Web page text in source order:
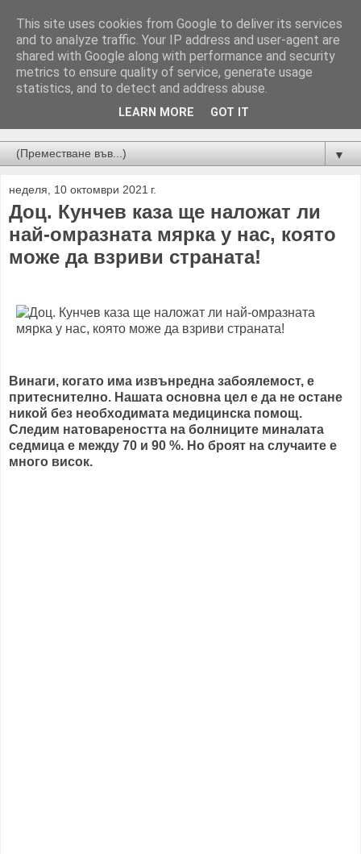
Новини от Бургас, страната и света!
▼
неделя, 10 октомври 2021 г.
Доц. Кунчев каза ще наложат ли
най-омразната мярка у нас, която
може да взриви страната!
Винаги, когато има извънредна забоялемост, е
притеснително. Нашата основна цел е да не остане
никой без необходимата медицинска помощ.
Следим натовареността на болниците миналата
седмица е между 70 и 90 %. Но броят на случаите е
много висок.
This site uses cookies from Google to deliver its services
and to analyze traffic. Your IP address and user-agent are
shared with Google along with performance and security
metrics to ensure quality of service, generate usage
statistics, and to detect and address abuse.
LEARN MORE GOT IT